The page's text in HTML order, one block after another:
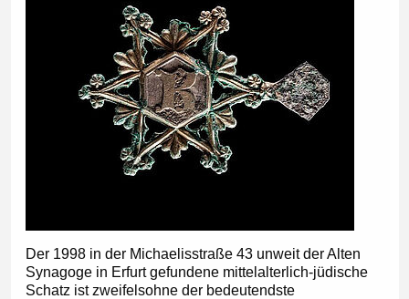
Der 1998 in der Michaelisstraße 43 unweit der Alten
Synagoge in Erfurt gefundene mittelalterlich-jüdische
Schatz ist zweifelsohne der bedeutendste